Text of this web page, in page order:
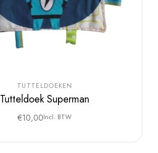
TUTTELDOEKEN
Tutteldoek Superman
€10,00Incl. BTW